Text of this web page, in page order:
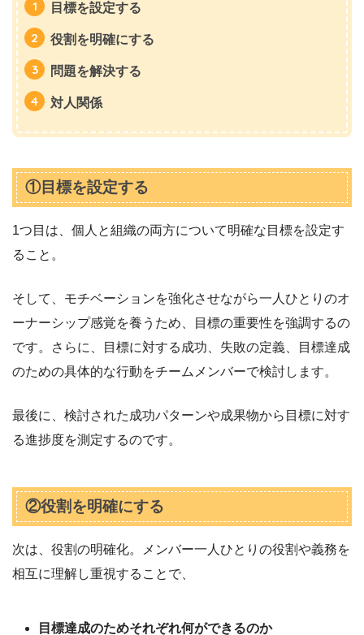
目標を設定する
役割を明確にする
問題を解決する
対人関係
①目標を設定する
1つ目は、個人と組織の両方について明確な目標を設定す
ること。
そして、モチベーションを強化させながら一人ひとりのオ
ーナーシップ感覚を養うため、目標の重要性を強調するの
です。さらに、目標に対する成功、失敗の定義、目標達成
のための具体的な行動をチームメンバーで検討します。
最後に、検討された成功パターンや成果物から目標に対す
る進捗度を測定するのです。
②役割を明確にする
次は、役割の明確化。メンバー一人ひとりの役割や義務を
相互に理解し重視することで、
目標達成のためそれぞれ何ができるのか